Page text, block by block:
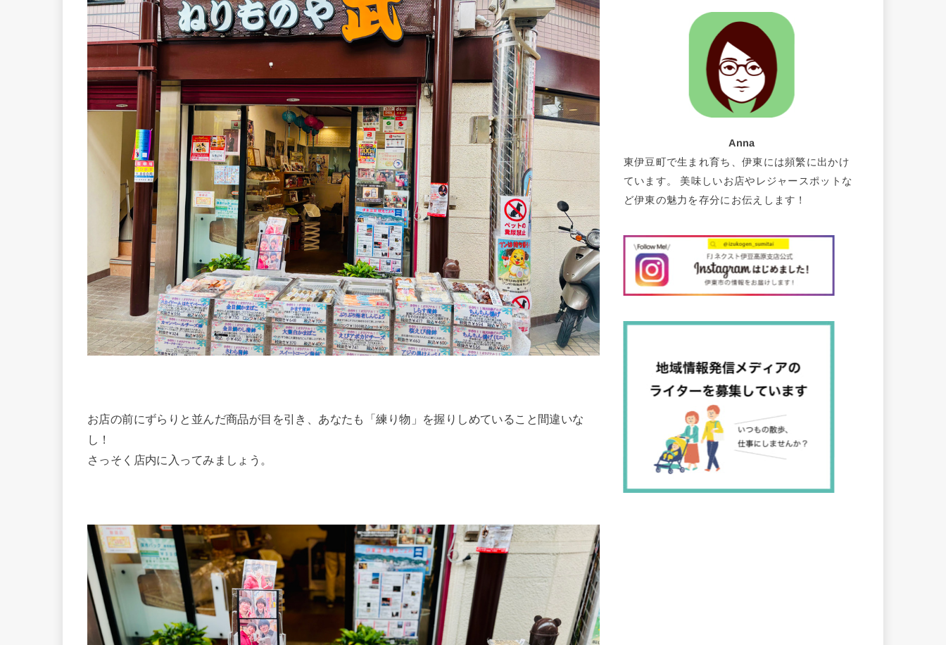
お店の前にずらりと並んだ商品が目を引き、あなたも「練り物」を握りしめていること間違いな
し！
さっそく店内に入ってみましょう。
Anna
東伊豆町で生まれ育ち、伊東には頻繁に出かけ
ています。 美味しいお店やレジャースポットな
ど伊東の魅力を存分にお伝えします！